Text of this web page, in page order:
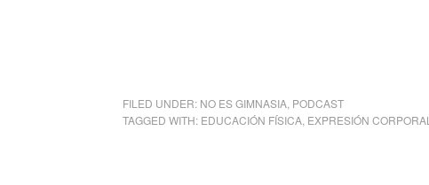
FILED UNDER: NO ES GIMNASIA PODCAST
TAGGED WITH: EDUCACIÓN FÍSICA EXPRESIÓN CORPORAL